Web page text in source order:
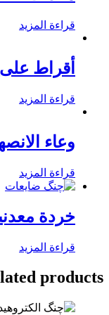
قراءة المزيد
أقراط
قراءة المزيد
وعاء
قراءة المزيد
خردة
قراءة المزيد
products